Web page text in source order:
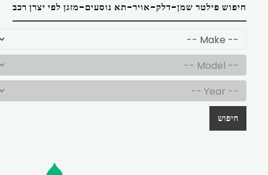
חיפוש פילטר שמן-דלק-אויר-תא נוסעים-מזגן לפי יצרן רכב
חיפוש